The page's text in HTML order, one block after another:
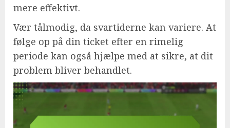
mere effektivt.
Vær tålmodig, da svartiderne kan variere. At
følge op på din ticket efter en rimelig
periode kan også hjælpe med at sikre, at dit
problem bliver behandlet.